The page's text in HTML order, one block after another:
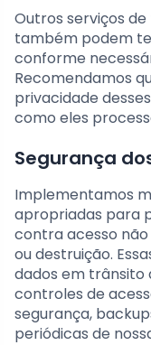
Outros serviços
também podem
conforme
Recomendamos
privacidade
como eles
Segurança
Implementamos
apropriadas para
contra acesso
ou destruição.
dados em trânsito
controles de
segurança,
periódicas de